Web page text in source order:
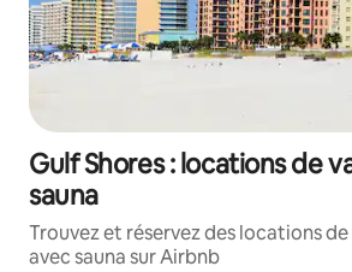
Gulf Shores : locations de
sauna
Trouvez et réservez des locations
avec sauna sur Airbnb